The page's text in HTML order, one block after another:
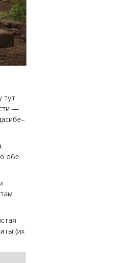
тут
—
обе
(их